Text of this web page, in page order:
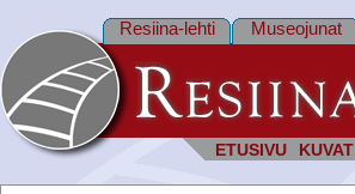
ETUSIVU KUVAT
Resiina-lehti Museojunat